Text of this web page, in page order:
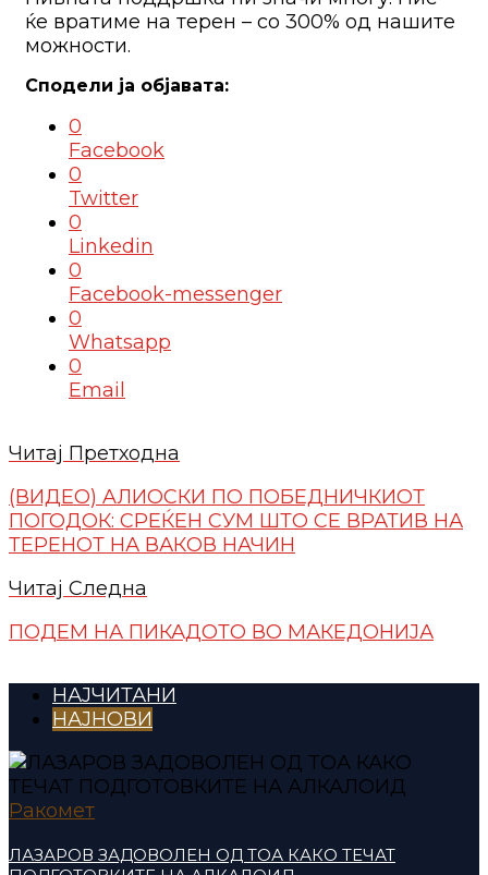
ќе вратиме на терен – со 300% од нашите
можности.
0
Facebook
0
Twitter
0
Linkedin
0
Facebook-messenger
0
Whatsapp
0
Email
Читај Претходна
(ВИДЕО) AЛИОСКИ ПО ПОБЕДНИЧКИОТ
ПОГОДОК: СРЕЌЕН СУМ ШТО СЕ ВРАТИВ НА
ТЕРЕНОТ НА ВАКОВ НАЧИН
Читај Следна
ПОДЕМ НА ПИКАДОТО ВО МАКЕДОНИЈА
НАЈЧИТАНИ
НАЈНОВИ
Ракомет
ЛАЗАРОВ ЗАДОВОЛЕН ОД ТОА КАКО ТЕЧАТ